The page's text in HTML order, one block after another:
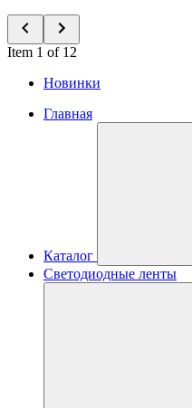
Item 1 of 12
Новинки
Главная
Каталог
Светодиодные ленты